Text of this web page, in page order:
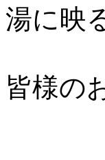
湯に映
皆様の